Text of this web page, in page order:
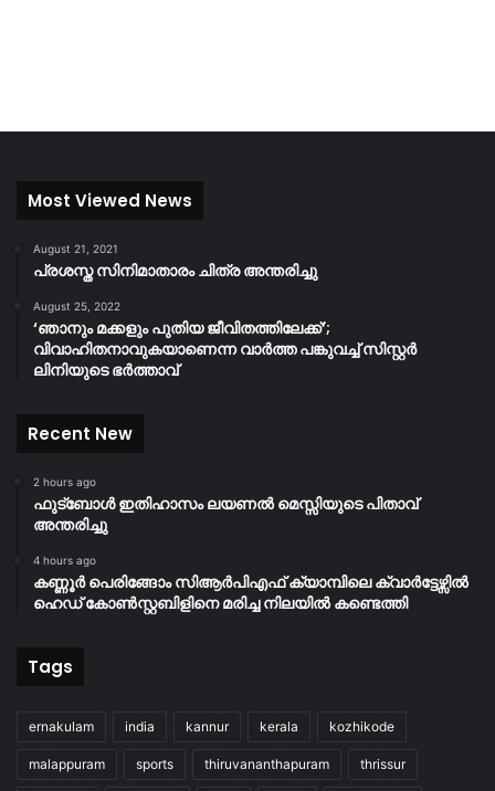
Most Viewed News
August 21, 2021
പ്രശസ്ത സിനിമാതാരം ചിത്ര അന്തരിച്ചു
August 25, 2022
‘ഞാനും മക്കളും പുതിയ ജീവിതത്തിലേക്ക്’;
വിവാഹിതനാവുകയാണെന്ന വാർത്ത പങ്കുവച്ച് സിസ്റ്റർ
ലിനിയുടെ ഭർത്താവ്
Recent New
2 hours ago
ഫുട്ബോൾ ഇതിഹാസം ലയണൽ മെസ്സിയുടെ പിതാവ്
അന്തരിച്ചു
4 hours ago
കണ്ണൂർ പെരിങ്ങോം സിആർപിഎഫ് ക്യാമ്പിലെ ക്വാർട്ടേഴ്സിൽ
ഹെഡ് കോൺസ്റ്റബിളിനെ മരിച്ച നിലയിൽ കണ്ടെത്തി
Tags
ernakulam india kannur kerala kozhikode
malappuram sports thiruvananthapuram thrissur